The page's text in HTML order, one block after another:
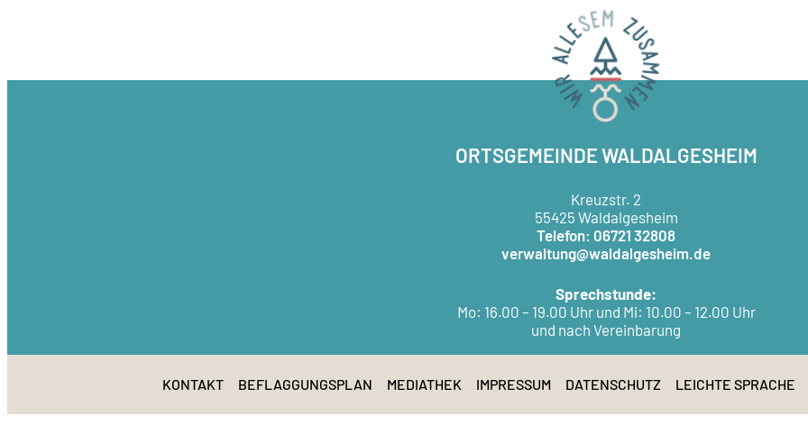
ORTSGEMEINDE WALDALGESHEIM
Kreuzstr. 2
55425 Waldalgesheim
Telefon: 06721 32808
verwaltung@waldalgesheim.de
Sprechstunde:
Mo: 16.00 – 19.00 Uhr und Mi: 10.00 – 12.00 Uhr
und nach Vereinbarung
KONTAKT BEFLAGGUNGSPLAN MEDIATHEK IMPRESSUM DATENSCHUTZ LEICHTE SPRACHE